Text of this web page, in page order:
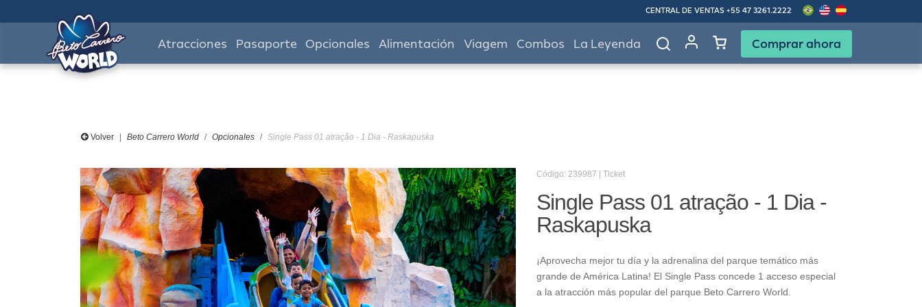
CENTRAL DE VENTAS +55 47 3261.2222
Atracciones Pasaporte Opcionales Alimentación Viagem Combos La Leyenda Comprar ahora
Volver Beto Carrero World Opcionales Single Pass 01 atração - 1 Dia - Raskapuska
Código: 239987 | Ticket
Single Pass 01 atração - 1 Dia -
Raskapuska
¡Aprovecha mejor tu día y la adrenalina del parque temático más
grande de América Latina! El Single Pass concede 1 acceso especial
a la atracción más popular del parque Beto Carrero World.